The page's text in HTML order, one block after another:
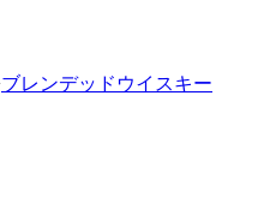
ブレンデッドウイスキー